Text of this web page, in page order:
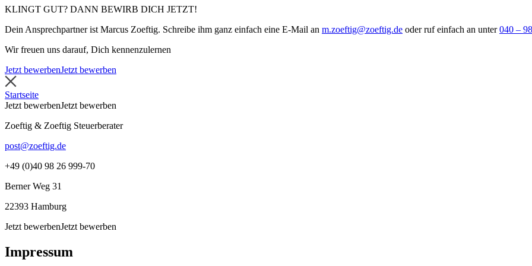
KLINGT GUT? DANN BEWIRB DICH JETZT!
Dein Ansprechpartner ist Marcus Zoeftig. Schreibe ihm ganz einfach eine E-Mail an m.zoeftig@zoeftig.de oder ruf einfach an unter040 –
Wir freuen uns darauf, Dich kennenzulernen
Jetzt bewerbenJetzt bewerben
Startseite
Jetzt bewerbenJetzt bewerben
Zoeftig & Zoeftig Steuerberater
post@zoeftig.de
+49 (0)40 98 26 999-70
Berner Weg 31
22393 Hamburg
Jetzt bewerbenJetzt bewerben
Impressum